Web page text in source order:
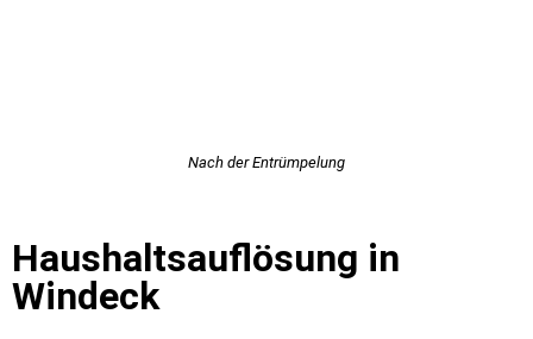
Nach der Entrümpelung
Haushaltsauflösung in
Windeck